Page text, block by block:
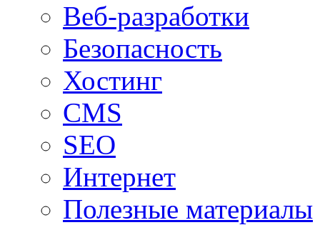
Веб-разработки
Безопасность
Хостинг
CMS
SEO
Интернет
Полезные материалы